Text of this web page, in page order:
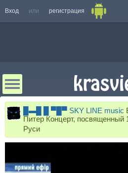
Вход или регистрация
█▬█ █ ▀█▀ SKY LINE music
Питер Концерт, посвященный
Руси